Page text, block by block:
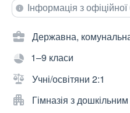
Інформація з
Державна,
1–9 класи
Учні/освітяни 2:1
Гімназія з